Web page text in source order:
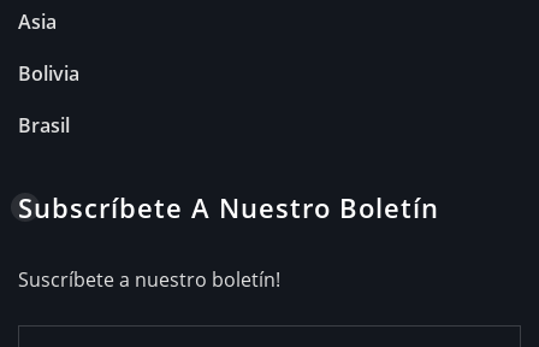
Asia
Bolivia
Brasil
Subscríbete A Nuestro Boletín
Suscríbete a nuestro boletín!